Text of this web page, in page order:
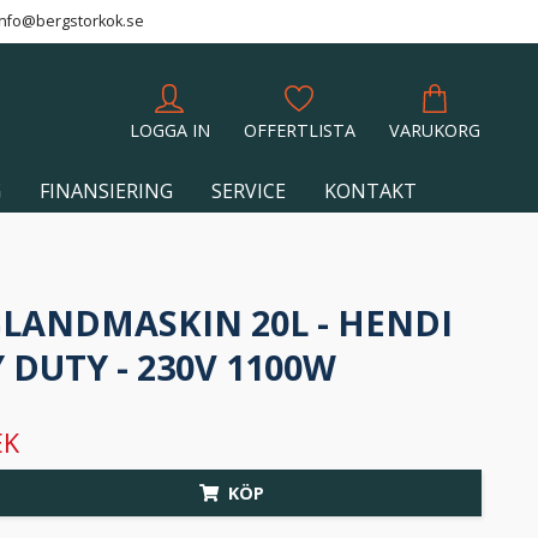
LOGGA IN OFFERTLISTA VARUKORG
FINANSIERING SERVICE KONTAKT
20L - HENDI
DUTY - 230V 1100W
KÖP